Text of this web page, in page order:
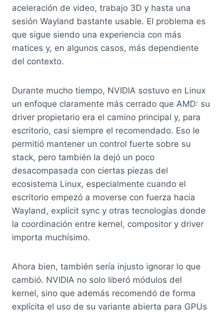
aceleración de video, trabajo 3D y hasta una
sesión Wayland bastante usable. El problema es
que sigue siendo una experiencia con más
matices y, en algunos casos, más dependiente
del contexto.
Durante mucho tiempo, NVIDIA sostuvo en Linux
un enfoque claramente más cerrado que AMD: su
driver propietario era el camino principal y, para
escritorio, casi siempre el recomendado. Eso le
permitió mantener un control fuerte sobre su
stack, pero también la dejó un poco
desacompasada con ciertas piezas del
ecosistema Linux, especialmente cuando el
escritorio empezó a moverse con fuerza hacia
Wayland, explicit sync y otras tecnologías donde
la coordinación entre kernel, compositor y driver
importa muchísimo.
Ahora bien, también sería injusto ignorar lo que
cambió. NVIDIA no solo liberó módulos del
kernel, sino que además recomendó de forma
explícita el uso de su variante abierta para GPUs